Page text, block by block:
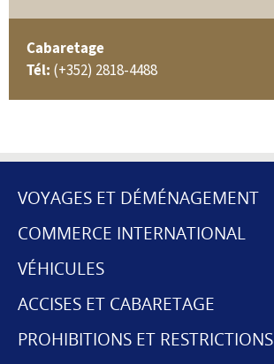
Cabaretage
Tél: (+352) 2818-4488
MENU
DE
NAVIGATION
VOYAGES ET DÉMÉNAGEMENT
COMMERCE INTERNATIONAL
VÉHICULES
ACCISES ET CABARETAGE
PROHIBITIONS ET RESTRICTIONS